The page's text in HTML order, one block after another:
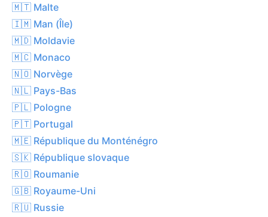
🇲🇹 Malte
🇮🇲 Man (Île)
🇲🇩 Moldavie
🇲🇨 Monaco
🇳🇴 Norvège
🇳🇱 Pays-Bas
🇵🇱 Pologne
🇵🇹 Portugal
🇲🇪 République du Monténégro
🇸🇰 République slovaque
🇷🇴 Roumanie
🇬🇧 Royaume-Uni
🇷🇺 Russie